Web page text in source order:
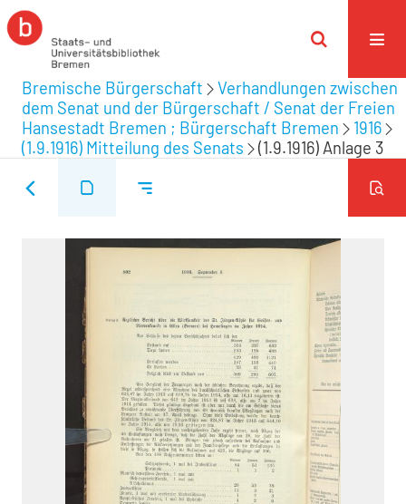
Bremische Bürgerschaft
Verhandlungen zwischen
dem Senat und der Bürgerschaft / Senat der Freien
Hansestadt Bremen ; Bürgerschaft Bremen
1916
(1.9.1916) Mitteilung des Senats
(1.9.1916) Anlage 3